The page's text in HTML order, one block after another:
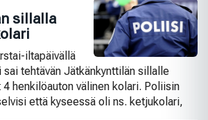
sillalla
iltapäivällä
tehtävän Jätkänkynttilän sillalle
henkilöauton välinen kolari. Poliisin
että kyseessä oli ns. ketjukolari,